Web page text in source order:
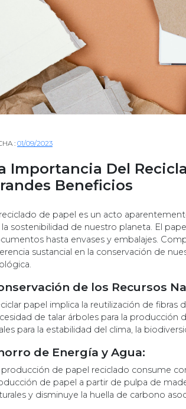
: 01/09/2023
Importancia Del
Beneficios
de papel es un acto
la sostenibilidad de nuestro planeta. El
hasta envases y embalajes.
sustancial en la conservación de
de los Recursos
papel implica la reutilización de fibras
de talar árboles para la producción
para la estabilidad del clima, la
de Energía y Agua:
producción de papel reciclado consume
de papel a partir de pulpa de
y disminuye la huella de carbono